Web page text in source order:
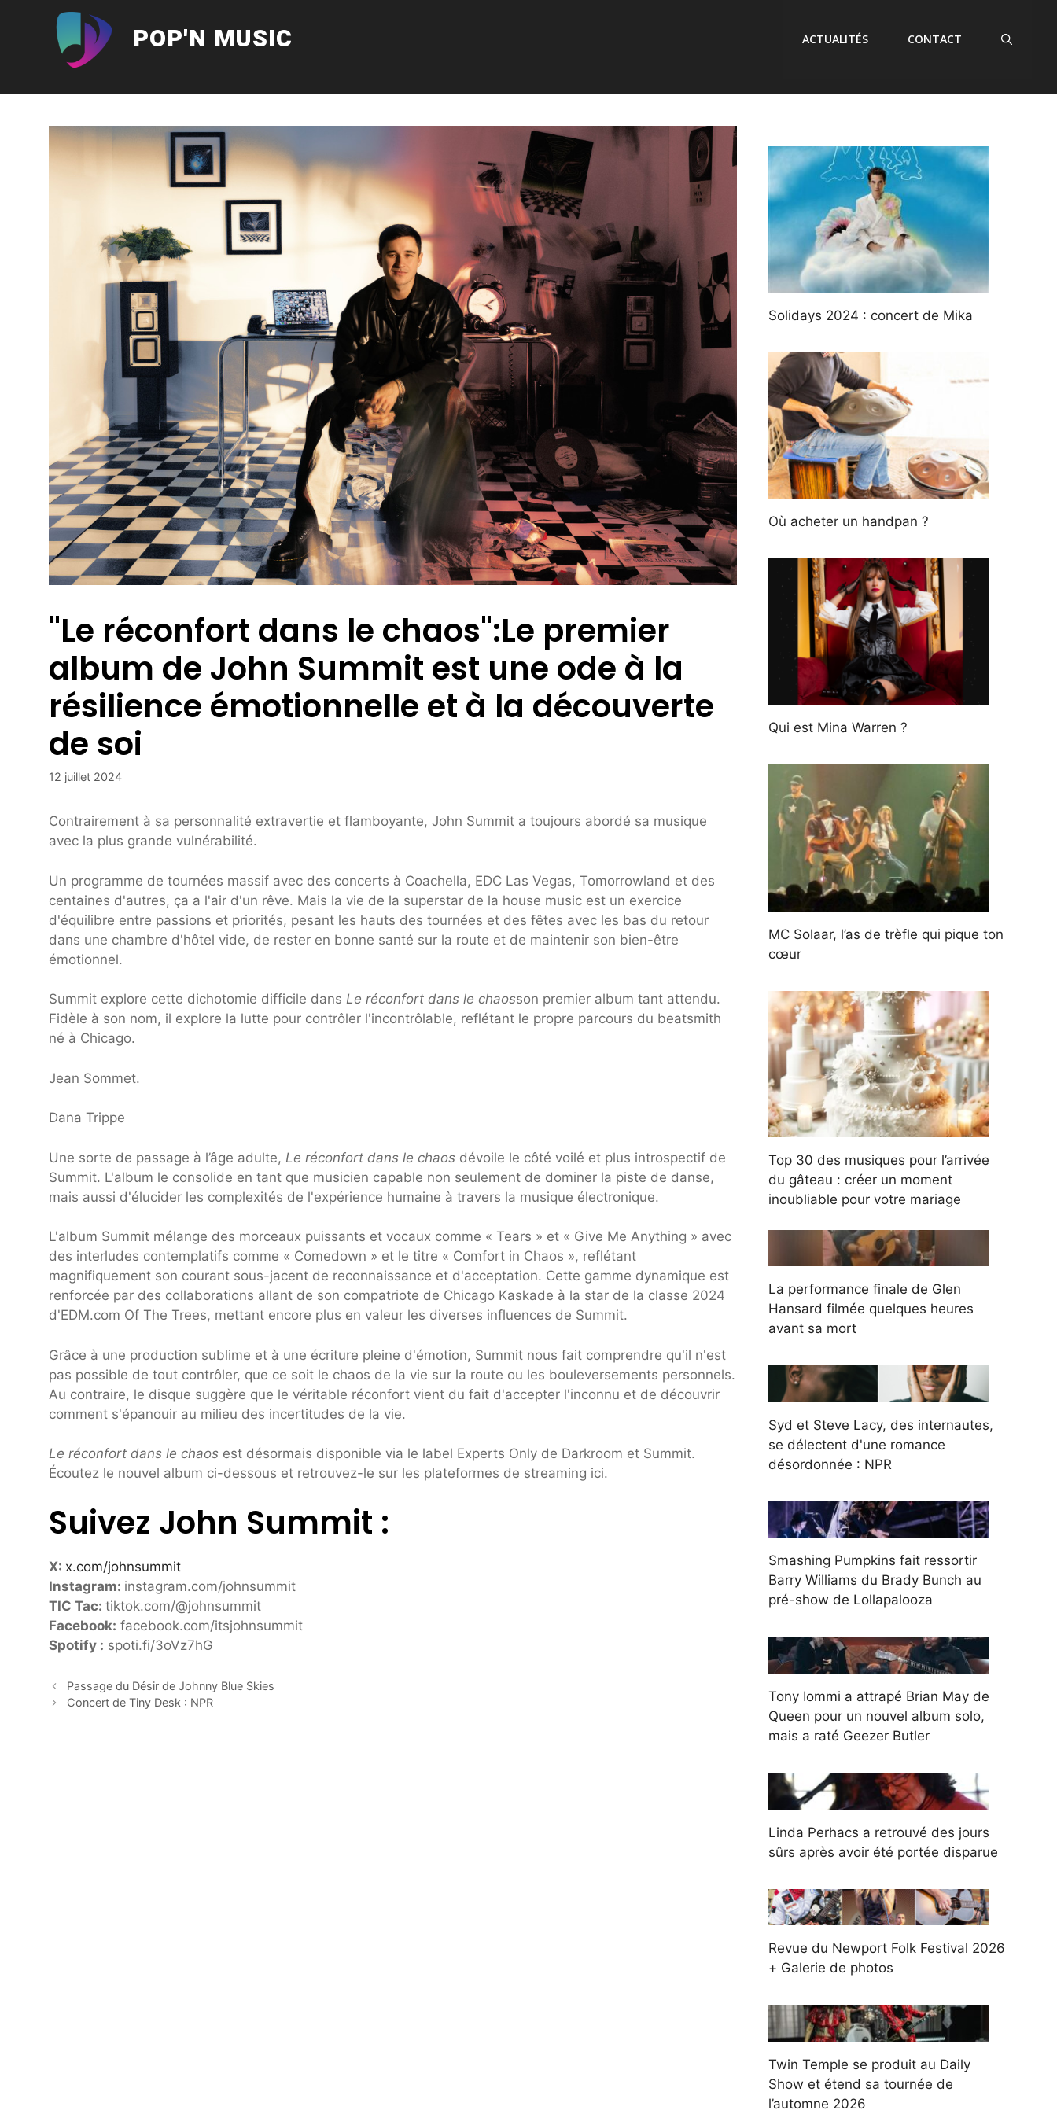
POP'N MUSIC ACTUALITÉS CONTACT
"Le réconfort dans le chaos":Le premier
album de John Summit est une ode à la
résilience émotionnelle et à la découverte
de soi
12 juillet 2024
Contrairement à sa personnalité extravertie et flamboyante, John Summit a toujours abordé sa musique
avec la plus grande vulnérabilité.
Un programme de tournées massif avec des concerts à Coachella, EDC Las Vegas, Tomorrowland et des
centaines d'autres, ça a l'air d'un rêve. Mais la vie de la superstar de la house music est un exercice
d'équilibre entre passions et priorités, pesant les hauts des tournées et des fêtes avec les bas du retour
dans une chambre d'hôtel vide, de rester en bonne santé sur la route et de maintenir son bien-être
émotionnel.
Summit explore cette dichotomie difficile dans Le réconfort dans le chaosson premier album tant attendu.
Fidèle à son nom, il explore la lutte pour contrôler l'incontrôlable, reflétant le propre parcours du beatsmith
né à Chicago.
Jean Sommet.
Dana Trippe
Une sorte de passage à l’âge adulte, Le réconfort dans le chaos dévoile le côté voilé et plus introspectif de
Summit. L'album le consolide en tant que musicien capable non seulement de dominer la piste de danse,
mais aussi d'élucider les complexités de l'expérience humaine à travers la musique électronique.
L'album Summit mélange des morceaux puissants et vocaux comme « Tears » et « Give Me Anything » avec
des interludes contemplatifs comme « Comedown » et le titre « Comfort in Chaos », reflétant
magnifiquement son courant sous-jacent de reconnaissance et d'acceptation. Cette gamme dynamique est
renforcée par des collaborations allant de son compatriote de Chicago Kaskade à la star de la classe 2024
d'EDM.com Of The Trees, mettant encore plus en valeur les diverses influences de Summit.
Grâce à une production sublime et à une écriture pleine d'émotion, Summit nous fait comprendre qu'il n'est
pas possible de tout contrôler, que ce soit le chaos de la vie sur la route ou les bouleversements personnels.
Au contraire, le disque suggère que le véritable réconfort vient du fait d'accepter l'inconnu et de découvrir
comment s'épanouir au milieu des incertitudes de la vie.
Le réconfort dans le chaos est désormais disponible via le label Experts Only de Darkroom et Summit.
Écoutez le nouvel album ci-dessous et retrouvez-le sur les plateformes de streaming ici.
Suivez John Summit :
X: x.com/johnsummit
Instagram: instagram.com/johnsummit
TIC Tac: tiktok.com/@johnsummit
Facebook: facebook.com/itsjohnsummit
Spotify : spoti.fi/3oVz7hG
Passage du Désir de Johnny Blue Skies
Concert de Tiny Desk : NPR
Solidays 2024 : concert de Mika
Où acheter un handpan ?
Qui est Mina Warren ?
MC Solaar, l’as de trèfle qui pique ton
cœur
Top 30 des musiques pour l’arrivée
du gâteau : créer un moment
inoubliable pour votre mariage
La performance finale de Glen
Hansard filmée quelques heures
avant sa mort
Syd et Steve Lacy, des internautes,
se délectent d'une romance
désordonnée : NPR
Smashing Pumpkins fait ressortir
Barry Williams du Brady Bunch au
pré-show de Lollapalooza
Tony Iommi a attrapé Brian May de
Queen pour un nouvel album solo,
mais a raté Geezer Butler
Linda Perhacs a retrouvé des jours
sûrs après avoir été portée disparue
Revue du Newport Folk Festival 2026
+ Galerie de photos
Twin Temple se produit au Daily
Show et étend sa tournée de
l’automne 2026